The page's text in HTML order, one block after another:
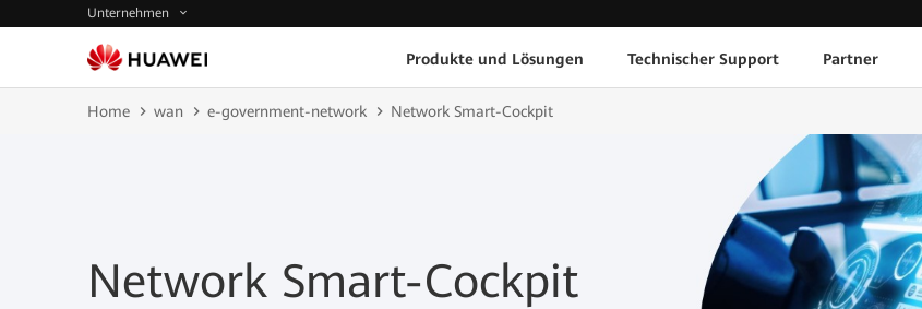
Unternehmen
Produkte und Lösungen Technischer Support Partner
Home wan e-government-network Network Smart-Cockpit
Network Smart-Cockpit